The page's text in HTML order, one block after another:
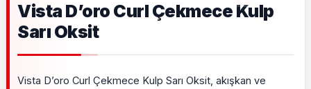
Vista D’oro Curl Çekmece Kulp
Sarı Oksit
Vista D’oro Curl Çekmece Kulp Sarı Oksit, akışkan ve